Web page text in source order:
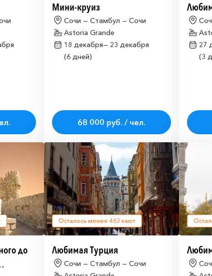
Мини-круиз
Сочи — Стамбул — Сочи
Astoria Grande
18 декабря— 23 декабря
(6 дней)
68 000 руб. / чел.
27
(3
до
Осталось менее 463 кают
Любимая Турция
Сочи — Стамбул — Сочи